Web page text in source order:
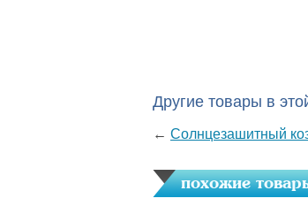
Другие товары в
← Солнцезашитный
похожие